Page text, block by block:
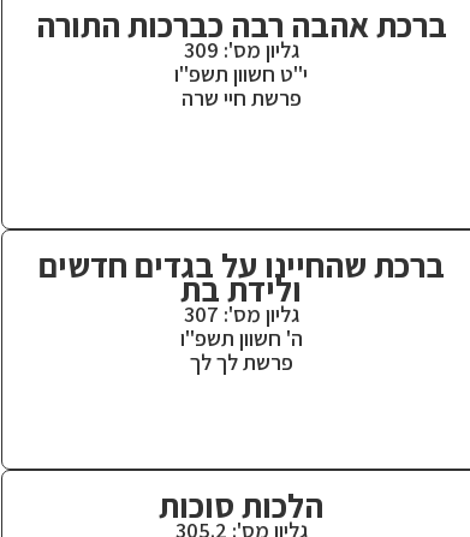
ברכת אהבה רבה כברכות התורה
גליון מס': 309
י"ט חשוון תשפ"ו
פרשת חיי שרה
ברכת שהחיינו על בגדים חדשים
ולידת בת
גליון מס': 307
ה' חשוון תשפ"ו
פרשת לך לך
הלכות סוכות
גליון מס': 305.2